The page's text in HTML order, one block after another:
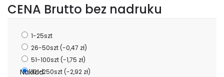
CENA Brutto bez nadruku
Nakład
1-25szt
26-50szt(-0,47 zł)
51-100szt(-1,75 zł)
101-250szt(-2,92 zł)